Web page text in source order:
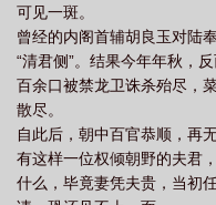
可见一斑。
曾经的内阁首辅胡良玉对陆
“清君侧”。结果今年年秋，
百余口被禁龙卫诛杀殆尽，
散尽。
自此后，朝中百官恭顺，再
有这样一位权倾朝野的夫君
什么，毕竟妻凭夫贵，当初